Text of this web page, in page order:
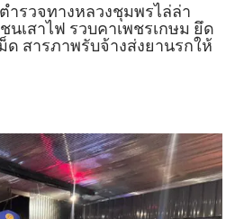
ำรวจทางหลวงชุมพรไล่ล่า
เสาไฟ รวบคาเพชรเกษม ยึด
ด สารภาพรับจ้างส่งยานรกให้